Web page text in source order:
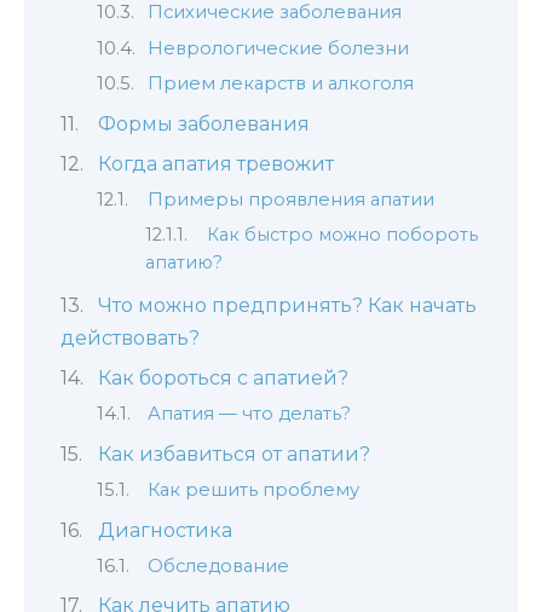
Психические заболевания
Неврологические болезни
Прием лекарств и алкоголя
Формы заболевания
Когда апатия тревожит
Примеры проявления апатии
Как быстро можно побороть
апатию?
Что можно предпринять? Как начать
действовать?
Как бороться с апатией?
Апатия — что делать?
Как избавиться от апатии?
Как решить проблему
Диагностика
Обследование
Как лечить апатию